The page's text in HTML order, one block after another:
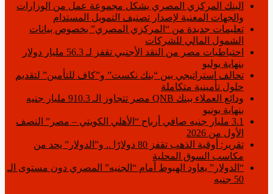
البنك المركزي المصري يشكل مجموعة عمل من الوزارات
والجهات المعنية لإصدار تصنيف التمويل المستدام
تعليمات جديدة من “المركزي المصري” بخصوص بيانات
الشمول المالي للشركات
احتياطيات مصر من النقد الأجنبي تقفز لـ 56.3 مليار دولار
بنهاية يوليو
تحالف استراتيجي بين “بنك نكست” و”كاف للتأمين” لتقديم
حلول تأمينية متكاملة
ودائع العملاء ببنك QNB مصر تتجاوز الـ 910.3 مليار جنيه
بنهاية يونيو
3.1 مليار جنيه صافي أرباح “الأهلي الكويتي – مصر” النصف
الأول من 2026
تقرير: أوقية الذهب تقفز 80 دولارًا .. و”الدولار” يحد من
مكاسب السوق المحلية
“الدولار” يعاود الهبوط أمام “الجنيه” المصري دون مستوى الـ
50 جنيه